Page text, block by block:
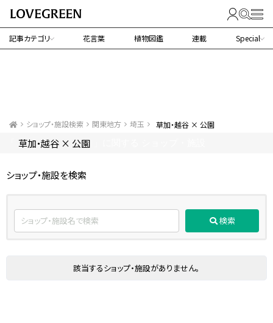
記事カテゴリ 花言葉 植物図鑑 連載 Special
ショップ・施設検索 関東地方 埼玉
草加・越谷 × 公園
草加・越谷 × 公園
ショップ・施設を検索
検索
該当するショップ・施設がありません。